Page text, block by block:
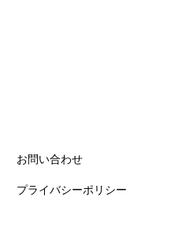
お問い合わせ
プライバシーポリシー